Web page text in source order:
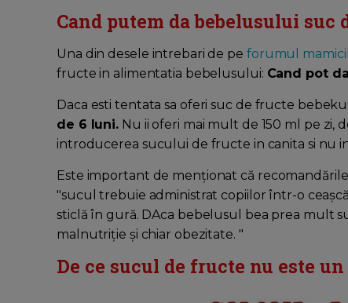
Cand putem da bebelusului suc
Una din desele intrebari de pe forumul
fructe in alimentatia bebelusului: Cand pot
Daca esti tentata sa oferi suc de fructe
de 6 luni. Nu ii oferi mai mult de 150 ml pe zi,
introducerea sucului de fructe in canita si nu
Este important de menționat că
"sucul trebuie administrat copiilor într-o
sticlă în gură. DAca bebelusul bea prea mult
malnutriție și chiar obezitate. "
De ce sucul de fructe nu este